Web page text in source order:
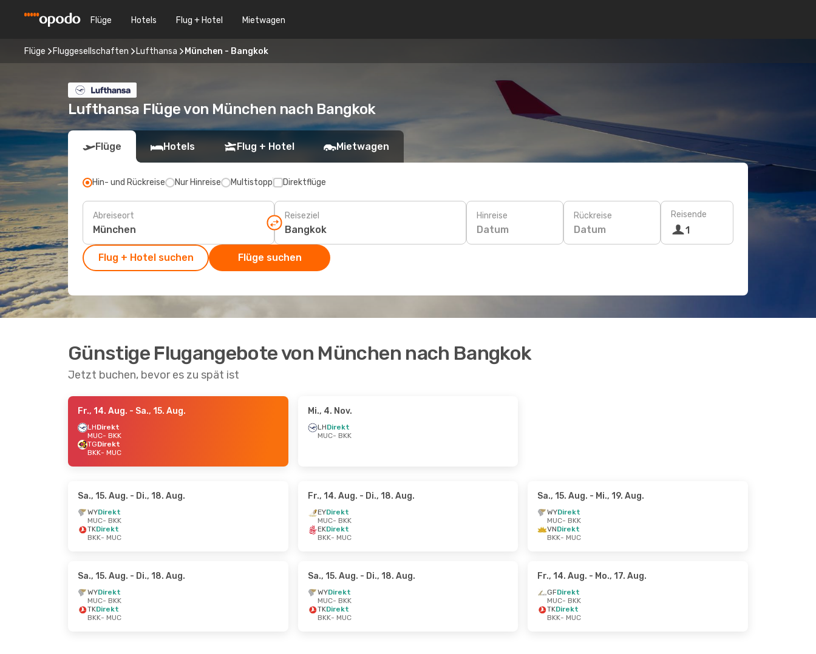
Flüge Hotels Flug + Hotel Mietwagen
Flüge Fluggesellschaften Lufthansa München - Bangkok
Lufthansa Flüge von München nach Bangkok
Flüge Hotels Flug + Hotel Mietwagen
Hin- und Rückreise Nur Hinreise Multistopp Direktflüge
Abreiseort Reiseziel Hinreise
Datum
Rückreise
Datum
Reisende
1
Flug + Hotel suchen Flüge suchen
Günstige Flugangebote von München nach Bangkok
Jetzt buchen, bevor es zu spät ist
Fr., 14. Aug. - Sa., 15. Aug.
LHDirekt
MUC- BKK
TGDirekt
BKK- MUC
Mi., 4. Nov.
LHDirekt
MUC- BKK
Sa., 15. Aug. - Di., 18. Aug.
WYDirekt
MUC- BKK
TKDirekt
BKK- MUC
Fr., 14. Aug. - Di., 18. Aug.
EYDirekt
MUC- BKK
EKDirekt
BKK- MUC
Sa., 15. Aug. - Mi., 19. Aug.
WYDirekt
MUC- BKK
VNDirekt
BKK- MUC
Sa., 15. Aug. - Di., 18. Aug.
WYDirekt
MUC- BKK
TKDirekt
BKK- MUC
Sa., 15. Aug. - Di., 18. Aug.
WYDirekt
MUC- BKK
TKDirekt
BKK- MUC
Fr., 14. Aug. - Mo., 17. Aug.
GFDirekt
MUC- BKK
TKDirekt
BKK- MUC